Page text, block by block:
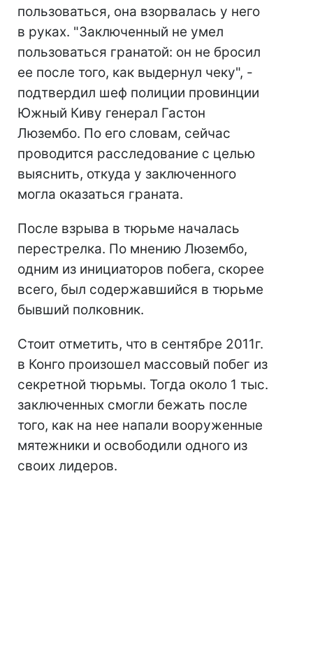
пользоваться, она взорвалась у него
в руках. "Заключенный не умел
пользоваться гранатой: он не бросил
ее после того, как выдернул чеку", -
подтвердил шеф полиции провинции
Южный Киву генерал Гастон
Люзембо. По его словам, сейчас
проводится расследование с целью
выяснить, откуда у заключенного
могла оказаться граната.
После взрыва в тюрьме началась
перестрелка. По мнению Люзембо,
одним из инициаторов побега, скорее
всего, был содержавшийся в тюрьме
бывший полковник.
Стоит отметить, что в сентябре 2011г.
в Конго произошел массовый побег из
секретной тюрьмы. Тогда около 1 тыс.
заключенных смогли бежать после
того, как на нее напали вооруженные
мятежники и освободили одного из
своих лидеров.